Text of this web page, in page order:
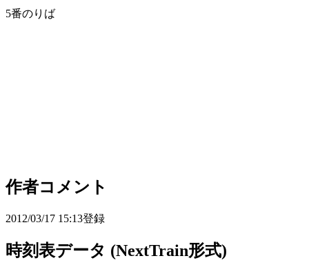
5番のりば
作者コメント
2012/03/17 15:13登録
時刻表データ (NextTrain形式)